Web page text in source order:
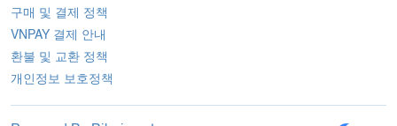
구매 및 결제 정책
VNPAY 결제 안내
환불 및 교환 정책
개인정보 보호정책